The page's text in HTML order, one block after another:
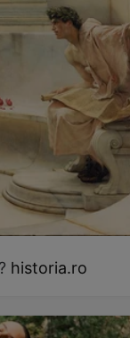
historia.ro